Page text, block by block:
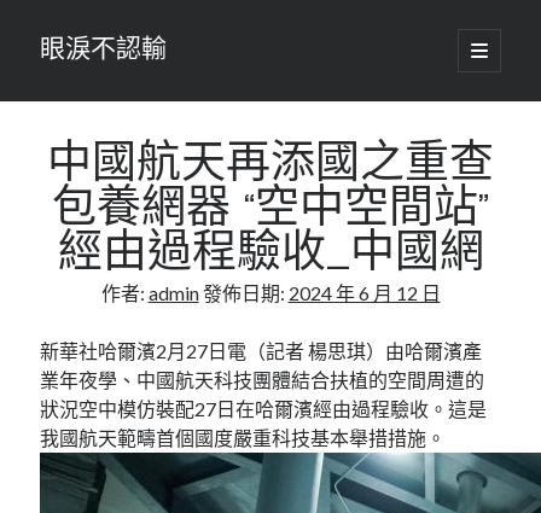
眼淚不認輸
開
啟
要
單
中國航天再添國之重查
包養網器 “空中空間站”
經由過程驗收_中國網
作者: admin發佈日期: 2024 年 6 月 12 日
新華社哈爾濱2月27日電（記者 楊思琪）由哈爾濱產
業年夜學、中國航天科技團體結合扶植的空間周遭的
狀況空中模仿裝配27日在哈爾濱經由過程驗收。這是
我國航天範疇首個國度嚴重科技基本舉措措施。